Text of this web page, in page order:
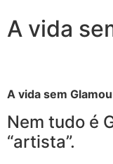
A vida
A vida sem
Nem tudo é
“artista”.